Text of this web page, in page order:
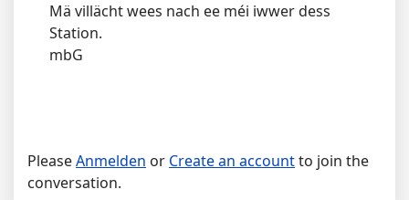
Mä villächt wees nach ee méi iwwer dess
Station.
mbG
PleaseAnmelden or Create an accountto join the
conversation.